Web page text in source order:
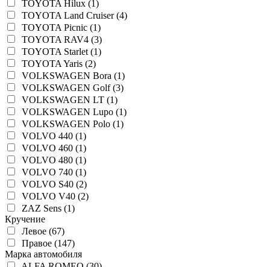
TOYOTA Hilux (1)
TOYOTA Land Cruiser (4)
TOYOTA Picnic (1)
TOYOTA RAV4 (3)
TOYOTA Starlet (1)
TOYOTA Yaris (2)
VOLKSWAGEN Bora (1)
VOLKSWAGEN Golf (3)
VOLKSWAGEN LT (1)
VOLKSWAGEN Lupo (1)
VOLKSWAGEN Polo (1)
VOLVO 440 (1)
VOLVO 460 (1)
VOLVO 480 (1)
VOLVO 740 (1)
VOLVO S40 (2)
VOLVO V40 (2)
ZAZ Sens (1)
Кручение
Левое (67)
Правое (147)
Марка автомобиля